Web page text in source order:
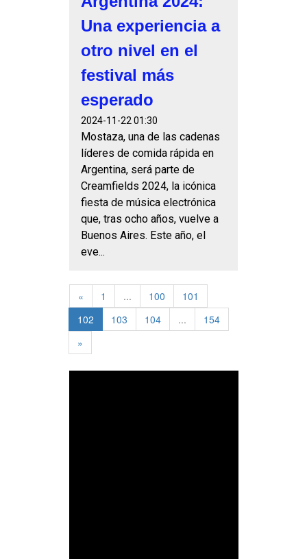
Una experiencia a
otro nivel en el
festival más
esperado
2024-11-22 01:30
Mostaza, una de las cadenas
líderes de comida rápida en
Argentina, será parte de
Creamfields 2024, la icónica
fiesta de música electrónica
que, tras ocho años, vuelve a
Buenos Aires. Este año, el
eve...
« 1 ... 100
101
102
103 104 ...
154
»